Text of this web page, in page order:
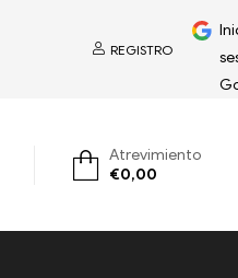
REGISTRO
Atrevimiento
€0,00